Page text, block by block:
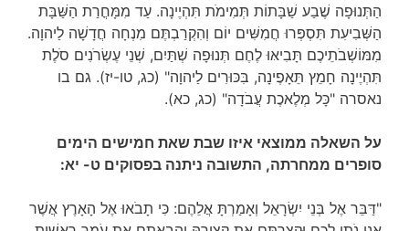
הַתְּנוּפָה שֶׁבַע שַׁבָּתוֹת תְּמִימֹת תִּהְיֶינָה. עַד מִמָּחֳרַת הַשַּׁבָּת
הַשְּׁבִיעִת תִּסְפְּרוּ חֲמִשִּׁים יוֹם וְהִקְרַבְתֶּם מִנְחָה חֲדָשָׁה לַיהוָה.
מִמּוֹשְׁבֹתֵיכֶם תָּבִיאּוּ לֶחֶם תְּנוּפָה שְׁתַּיִם, שְׁנֵי עֶשְׂרֹנִים סֹלֶת
תִּהְיֶינָה חָמֵץ תֵּאָפֶינָה, בִּכּוּרִים לַיהוָה" (כג, טו-יז). גם בו
נאסרה "כָּל מְלֶאכֶת עֲבֹדָה" (כג, כא).
על השאלה ממוצאי איזו שבת שאת חמישים הימים
סופרים ממחרתה, התשובה ניתנה בפסוקים ט- יא:
"דַּבֵּר אֶל בְּנֵי יִשְׂרָאֵל וְאָמַרְתָּ אֲלֵהֶם: כִּי תָבֹאוּ אֶל הָאָרֶץ אֲשֶׁר